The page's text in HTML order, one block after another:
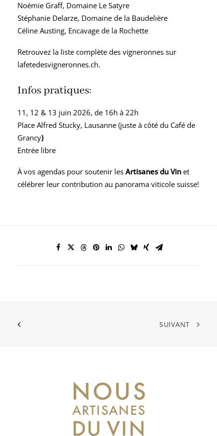
Noémie Graff, Domaine Le Satyre
Stéphanie Delarze, Domaine de la Baudelière
Céline Austing, Encavage de la Rochette
Retrouvez la liste complète des vigneronnes sur
lafetedesvigneronnes.ch.
Infos pratiques:
11, 12 & 13 juin 2026, de 16h à 22h
Place Alfred Stucky, Lausanne (juste à côté du Café de
Grancy)
Entrée libre
À vos agendas pour soutenir les Artisanes du Vin et
célébrer leur contribution au panorama viticole suisse!
SUIVANT